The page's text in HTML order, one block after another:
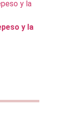
y la